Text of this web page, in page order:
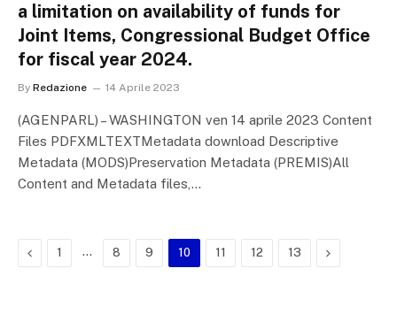
a limitation on availability of funds for
Joint Items, Congressional Budget Office
for fiscal year 2024.
By Redazione 14 Aprile 2023
(AGENPARL) – WASHINGTON ven 14 aprile 2023 Content
Files PDFXMLTEXTMetadata download Descriptive
Metadata (MODS)Preservation Metadata (PREMIS)All
Content and Metadata files,…
Previous
1 … 8 9 10 11 12 13 Next